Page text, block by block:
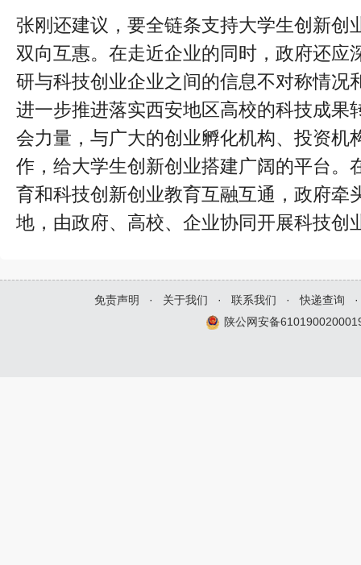
张刚还建议，要全链条支持大学生创新创
双向互惠。在走近企业的同时，政府还应
研与科技创业企业之间的信息不对称情况
进一步推进落实西安地区高校的科技成果
会力量，与广大的创业孵化机构、投资机
作，给大学生创新创业搭建广阔的平台。
育和科技创新创业教育互融互通，政府牵
地，由政府、高校、企业协同开展科技创
免责声明 · 关于我们 · 联系我们 · 快递查询
·
陕公网安备